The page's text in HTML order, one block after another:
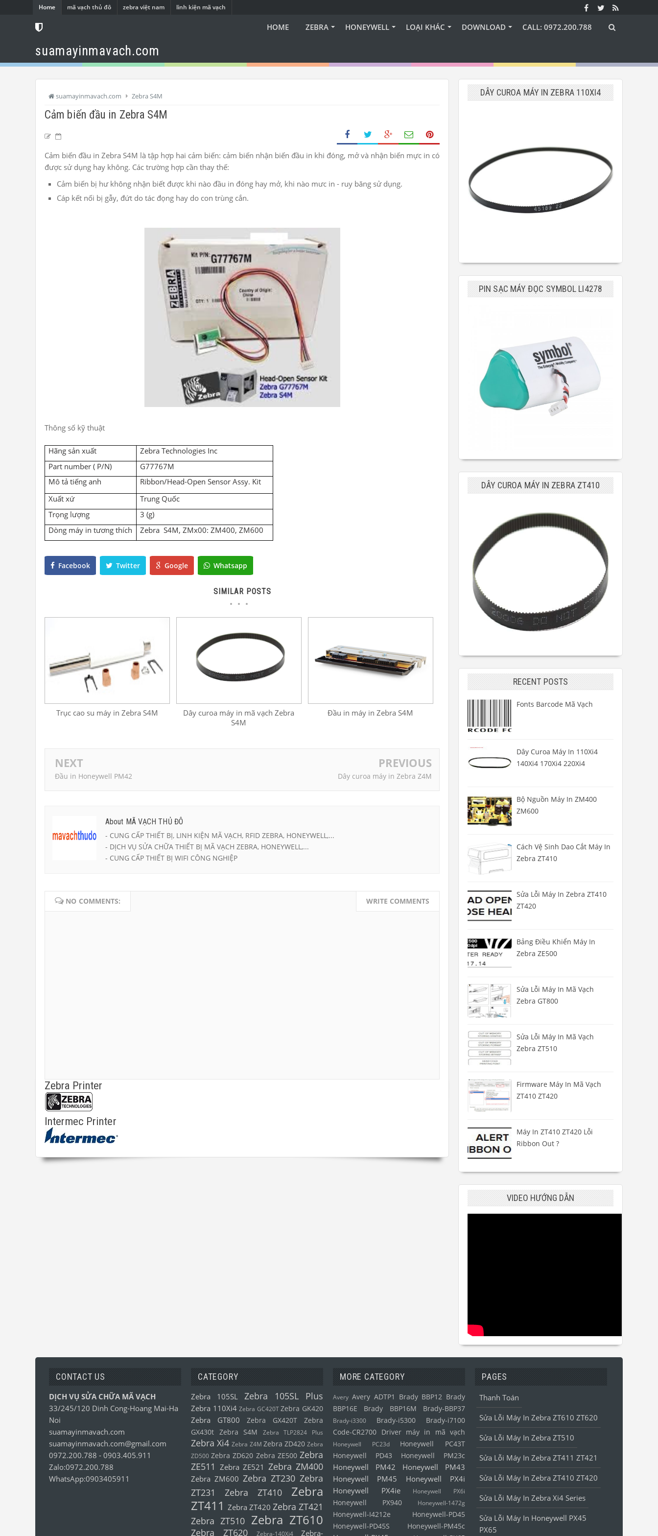
Home mã vạch thủ đô zebra việt nam linh kiện mã vạch
suamayinmavach.com
HOME ZEBRA HONEYWELL LOẠI KHÁC DOWNLOAD CALL: 0972.200.788
suamayinmavach.com Zebra S4M
Cảm biến đầu in Zebra S4M
Cảm biến đầu in Zebra S4M là tập hợp hai cảm biến: cảm biến nhận biến đầu in khi đóng, mở và nhận biến mực in có
được sử dụng hay không. Các trường hợp cần thay thế:
Cảm biến bị hư không nhận biết được khi nào đầu in đóng hay mở, khi nào mưc in - ruy băng sử dụng.
Cáp kết nối bị gẫy, đứt do tác đọng hay do con trùng cắn.
Thông số kỹ thuật
Hãng sản xuất
Zebra Technologies Inc
Part number ( P/N)
G77767M
Mô tả tiếng anh
Ribbon/Head-Open Sensor Assy. Kit
Xuất xứ
Trung Quốc
Trọng lượng
3(g)
Dòng máy in tương thích
Zebra S4M, ZMx00: ZM400, ZM600
Facebook Twitter Google Whatsapp
SIMILAR POSTS
Trục cao su máy in Zebra S4M
Dây curoa máy in mã vạch Zebra
S4M
Đầu in máy in Zebra S4M
NEXT
Đầu in Honeywell PM42
PREVIOUS
Dây curoa máy in Zebra Z4M
About MÃ VẠCH THỦ ĐÔ
- CUNG CẤP THIẾT BỊ, LINH KIỆN MÃ VẠCH, RFID ZEBRA, HONEYWELL,...
- DỊCH VỤ SỬA CHỮA THIẾT BỊ MÃ VẠCH ZEBRA, HONEYWELL,...
- CUNG CẤP THIẾT BỊ WIFI CÔNG NGHIỆP
NO COMMENTS: WRITE COMMENTS
Zebra Printer
Intermec Printer
DÂY CUROA MÁY IN ZEBRA 110XI4
PIN SẠC MÁY ĐỌC SYMBOL LI4278
DÂY CUROA MÁY IN ZEBRA ZT410
RECENT POSTS
Fonts Barcode Mã Vạch
Dây Curoa Máy In 110Xi4
140Xi4 170Xi4 220Xi4
Bộ Nguồn Máy In ZM400
ZM600
Cách Vệ Sinh Dao Cắt Máy In
Zebra ZT410
Sửa Lỗi Máy In Zebra ZT410
ZT420
Bảng Điều Khiển Máy In
Zebra ZE500
Sửa Lỗi Máy In Mã Vạch
Zebra GT800
Sửa Lỗi Máy In Mã Vạch
Zebra ZT510
Firmware Máy In Mã Vạch
ZT410 ZT420
Máy In ZT410 ZT420 Lỗi
Ribbon Out ?
VIDEO HƯỚNG DẪN
CONTACT US
DỊCH VỤ SỬA CHỮA MÃ VẠCH
33/245/120 Dinh Cong-Hoang Mai-Ha
Noi
suamayinmavach.com
suamayinmavach.com@gmail.com
0972.200.788 - 0903.405.911
Zalo:0972.200.788
WhatsApp:0903405911
CATEGORY
Zebra 105SL Zebra 105SL Plus
Zebra 110Xi4 Zebra GC420T Zebra GK420
Zebra GT800 Zebra GX420T
Zebra
GX430t
Zebra S4M Zebra TLP2824 Plus
Zebra Xi4 Zebra Z4M Zebra ZD420 Zebra
ZD500 Zebra ZD620 Zebra ZE500 Zebra
ZE511 Zebra ZE521 Zebra ZM400
Zebra ZM600 Zebra ZT230 Zebra
ZT231
Zebra ZT410
Zebra
ZT411 Zebra ZT420 Zebra ZT421
Zebra ZT510 Zebra ZT610
Zebra ZT620 Zebra-140Xi4 Zebra-
MORE CATEGORY
Avery Avery ADTP1 Brady BBP12 Brady
BBP16E
Brady BBP16M Brady-BBP37
Brady-i3300 Brady-i5300
Brady-i7100
Code-CR2700
Driver máy in mã vạch
Honeywell PC23d
Honeywell PC43T
Honeywell PD43
Honeywell PM23c
Honeywell PM42
Honeywell PM43
Honeywell PM45
Honeywell PX4i
Honeywell PX4ie
Honeywell PX6i
Honeywell PX940 Honeywell-1472g
Honeywell-I4212e
Honeywell-PD45
Honeywell-PD45S
Honeywell-PM45c
PAGES
Thanh Toán
Sửa Lỗi Máy In Zebra ZT610 ZT620
Sửa Lỗi Máy In Zebra ZT510
Sửa Lỗi Máy In Zebra ZT411 ZT421
Sửa Lỗi Máy In Zebra ZT410 ZT420
Sửa Lỗi Máy In Zebra Xi4 Series
Sửa Lỗi Máy In Honeywell PX45
PX65